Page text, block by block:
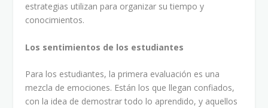
estrategias utilizan para organizar su tiempo y
conocimientos.
Los sentimientos de los estudiantes
Para los estudiantes, la primera evaluación es una
mezcla de emociones. Están los que llegan confiados,
con la idea de demostrar todo lo aprendido, y aquellos